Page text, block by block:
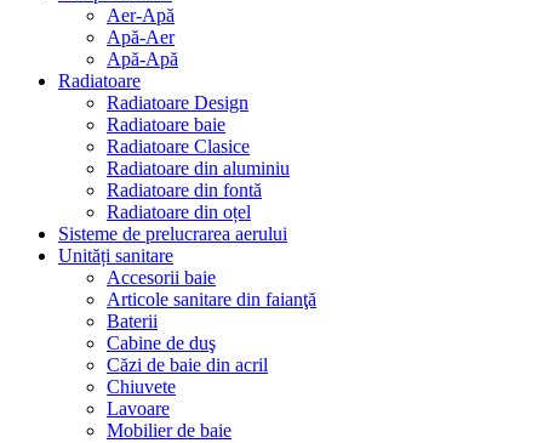
Aer-Apă
Apă-Aer
Apă-Apă
Radiatoare
Radiatoare Design
Radiatoare baie
Radiatoare Clasice
Radiatoare din aluminiu
Radiatoare din fontă
Radiatoare din oțel
Sisteme de prelucrarea aerului
Unități sanitare
Accesorii baie
Articole sanitare din faianţă
Baterii
Cabine de duş
Căzi de baie din acril
Chiuvete
Lavoare
Mobilier de baie